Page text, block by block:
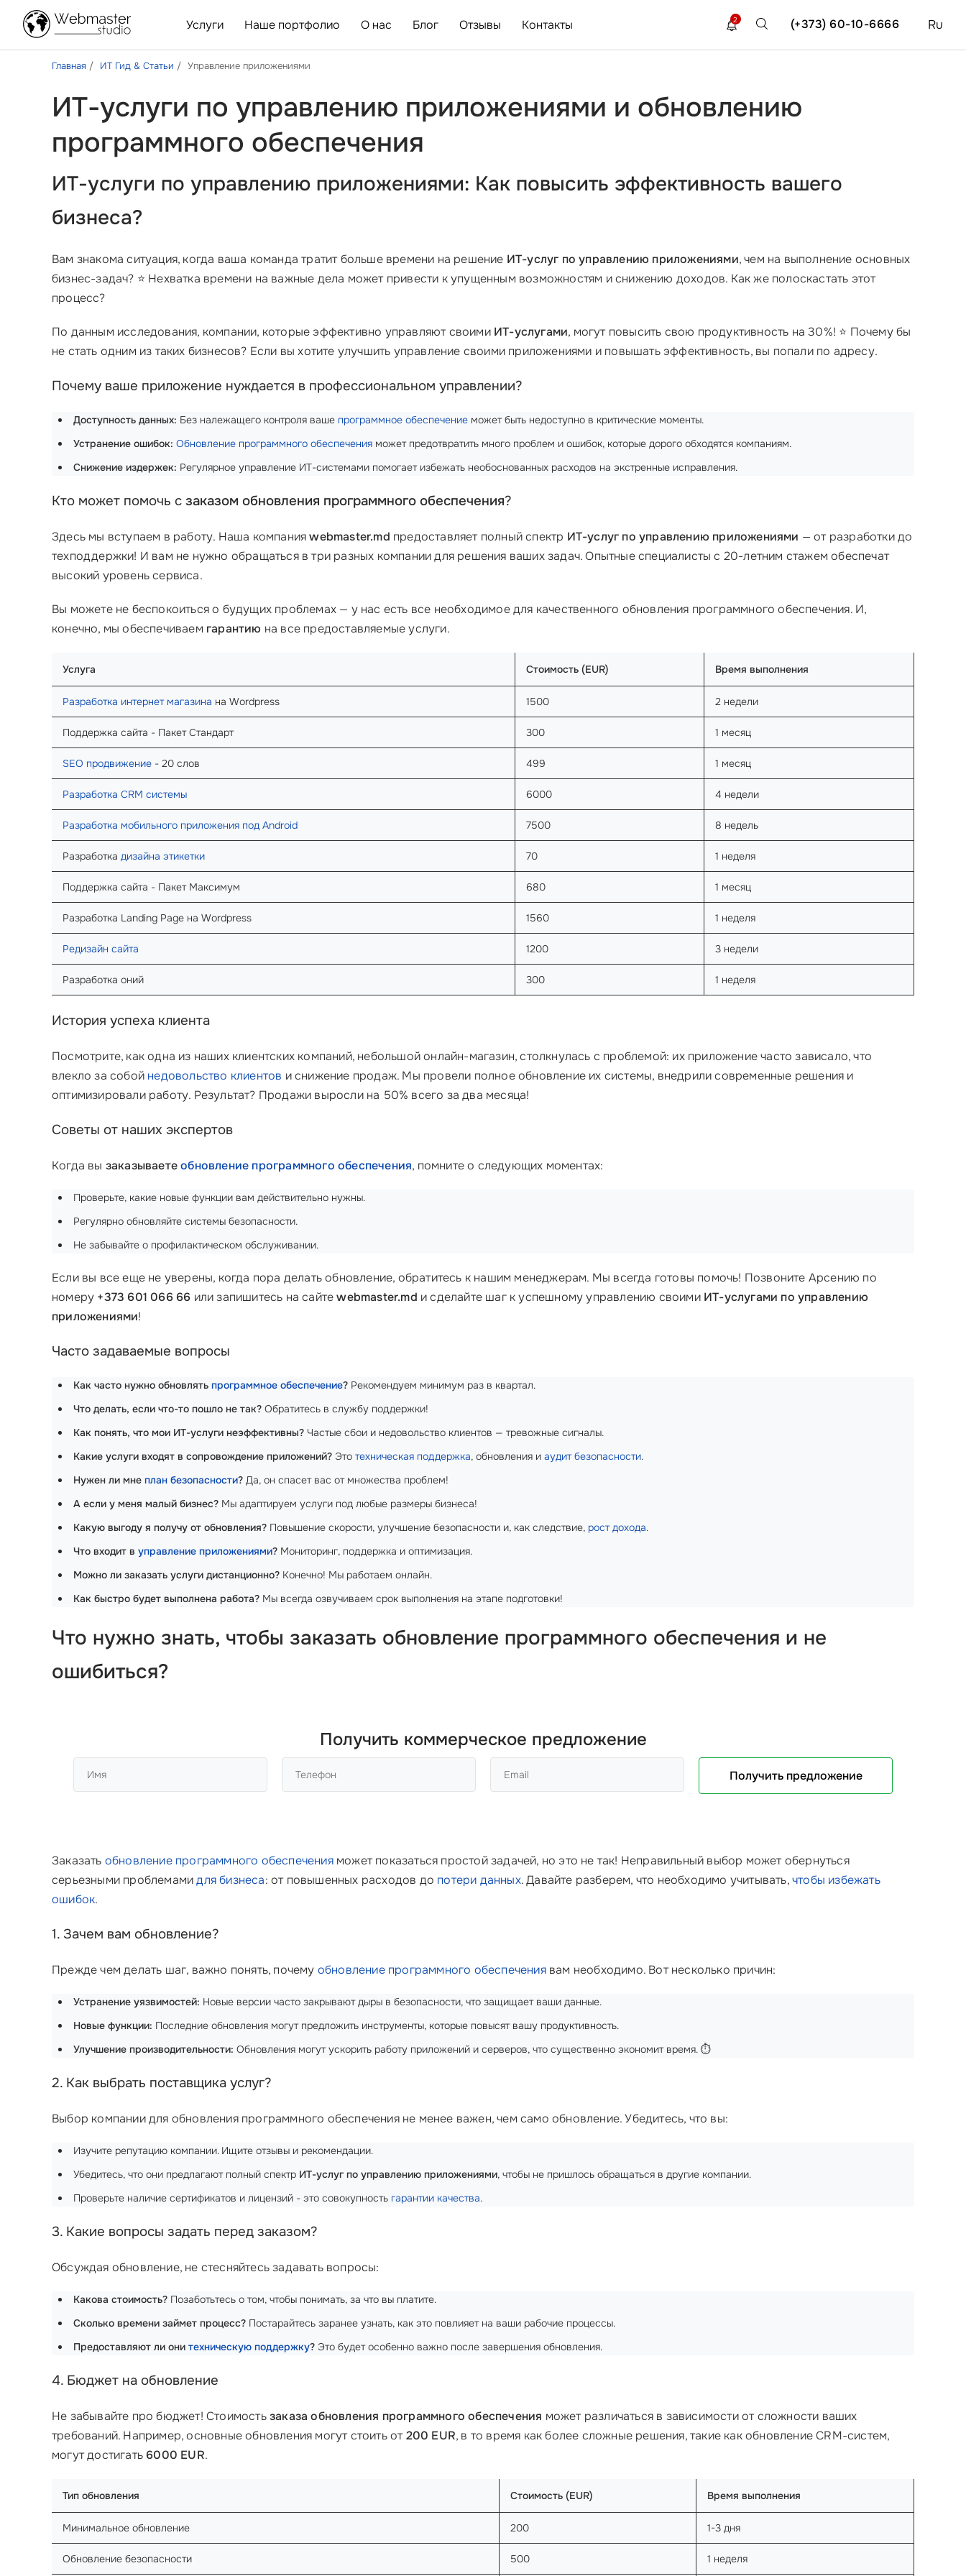
Услуги Наше портфолио О нас Блог Отзывы Контакты Ru
(+373) 60-10-6666
2
Главная ИТ Гид & Статьи Управление приложениями
ИТ-услуги по управлению приложениями и обновлению
программного обеспечения
ИТ-услуги по управлению приложениями: Как повысить эффективность вашего
бизнеса?
Вам знакома ситуация, когда ваша команда тратит больше времени на решение ИТ-услуг по управлению приложениями, чем на выполнение основных
бизнес-задач? ⭐ Нехватка времени на важные дела может привести к упущенным возможностям и снижению доходов. Как же полоскастать этот
процесс?
По данным исследования, компании, которые эффективно управляют своими ИТ-услугами, могут повысить свою продуктивность на 30%! ⭐ Почему бы
не стать одним из таких бизнесов? Если вы хотите улучшить управление своими приложениями и повышать эффективность, вы попали по адресу.
Почему ваше приложение нуждается в профессиональном управлении?
Доступность данных: Без належащего контроля ваше программное обеспечение может быть недоступно в критические моменты.
Устранение ошибок: Обновление программного обеспечения может предотвратить много проблем и ошибок, которые дорого обходятся компаниям.
Снижение издержек: Регулярное управление ИТ-системами помогает избежать необоснованных расходов на экстренные исправления.
Кто может помочь с заказом обновления программного обеспечения?
Здесь мы вступаем в работу. Наша компанияwebmaster.md предоставляет полный спектр ИТ-услуг по управлению приложениями — от разработки до
техподдержки! И вам не нужно обращаться в три разных компании для решения ваших задач. Опытные специалисты с 20-летним стажем обеспечат
высокий уровень сервиса.
Вы можете не беспокоиться о будущих проблемах — у нас есть все необходимое для качественного обновления программного обеспечения. И,
конечно, мы обеспечиваем гарантию на все предоставляемые услуги.
Услуга Стоимость (EUR) Время выполнения
Разработка интернет магазина на Wordpress 1500 2 недели
Поддержка сайта - Пакет Стандарт 300 1 месяц
SEO продвижение - 20 слов 499 1 месяц
Разработка CRM системы 6000 4 недели
Разработка мобильного приложения под Android 7500 8 недель
Разработка дизайна этикетки 70 1 неделя
Поддержка сайта - Пакет Максимум 680 1 месяц
Разработка Landing Page на Wordpress 1560 1 неделя
Редизайн сайта 1200 3 недели
Разработка оний 300 1 неделя
История успеха клиента
Посмотрите, как одна из наших клиентских компаний, небольшой онлайн-магазин, столкнулась с проблемой: их приложение часто зависало, что
влекло за собой недовольство клиентов и снижение продаж. Мы провели полное обновление их системы, внедрили современные решения и
оптимизировали работу. Результат? Продажи выросли на 50% всего за два месяца!
Советы от наших экспертов
Когда вы заказываетеобновление программного обеспечения, помните о следующих моментах:
Проверьте, какие новые функции вам действительно нужны.
Регулярно обновляйте системы безопасности.
Не забывайте о профилактическом обслуживании.
Если вы все еще не уверены, когда пора делать обновление, обратитесь к нашим менеджерам. Мы всегда готовы помочь! Позвоните Арсению по
номеру +373 601 066 66 или запишитесь на сайтеwebmaster.md и сделайте шаг к успешному управлению своими ИТ-услугами по управлению
приложениями!
Часто задаваемые вопросы
Как часто нужно обновлять программное обеспечение? Рекомендуем минимум раз в квартал.
Что делать, если что-то пошло не так? Обратитесь в службу поддержки!
Как понять, что мои ИТ-услуги неэффективны? Частые сбои и недовольство клиентов — тревожные сигналы.
Какие услуги входят в сопровождение приложений? Это техническая поддержка, обновления и аудит безопасности.
Нужен ли мне план безопасности? Да, он спасет вас от множества проблем!
А если у меня малый бизнес? Мы адаптируем услуги под любые размеры бизнеса!
Какую выгоду я получу от обновления? Повышение скорости, улучшение безопасности и, как следствие, рост дохода.
Что входит в управление приложениями? Мониторинг, поддержка и оптимизация.
Можно ли заказать услуги дистанционно? Конечно! Мы работаем онлайн.
Как быстро будет выполнена работа? Мы всегда озвучиваем срок выполнения на этапе подготовки!
Что нужно знать, чтобы заказать обновление программного обеспечения и не
ошибиться?
Получить коммерческое предложение
Получить предложение
Заказать обновление программного обеспеченияможет показаться простой задачей, но это не так! Неправильный выбор может обернуться
серьезными проблемамидля бизнеса: от повышенных расходов до потери данных. Давайте разберем, что необходимо учитывать,чтобы избежать
ошибок.
1. Зачем вам обновление?
Прежде чем делать шаг, важно понять, почему обновление программного обеспечениявам необходимо. Вот несколько причин:
Устранение уязвимостей: Новые версии часто закрывают дыры в безопасности, что защищает ваши данные.
Новые функции: Последние обновления могут предложить инструменты, которые повысят вашу продуктивность.
Улучшение производительности: Обновления могут ускорить работу приложений и серверов, что существенно экономит время. ⏱️
2. Как выбрать поставщика услуг?
Выбор компании для обновления программного обеспечения не менее важен, чем само обновление. Убедитесь, что вы:
Изучите репутацию компании. Ищите отзывы и рекомендации.
Убедитесь, что они предлагают полный спектр ИТ-услуг по управлению приложениями, чтобы не пришлось обращаться в другие компании.
Проверьте наличие сертификатов и лицензий - это совокупность гарантии качества.
3. Какие вопросы задать перед заказом?
Обсуждая обновление, не стесняйтесь задавать вопросы:
Какова стоимость? Позаботьтесь о том, чтобы понимать, за что вы платите.
Сколько времени займет процесс? Постарайтесь заранее узнать, как это повлияет на ваши рабочие процессы.
Предоставляют ли они техническую поддержку? Это будет особенно важно после завершения обновления.
4. Бюджет на обновление
Не забывайте про бюджет! Стоимостьзаказа обновления программного обеспечения может различаться в зависимости от сложности ваших
требований. Например, основные обновления могут стоить от200 EUR, в то время как более сложные решения, такие как обновление CRM-систем,
могут достигать6000 EUR.
Тип обновления Стоимость (EUR) Время выполнения
Минимальное обновление 200 1-3 дня
Обновление безопасности 500 1 неделя